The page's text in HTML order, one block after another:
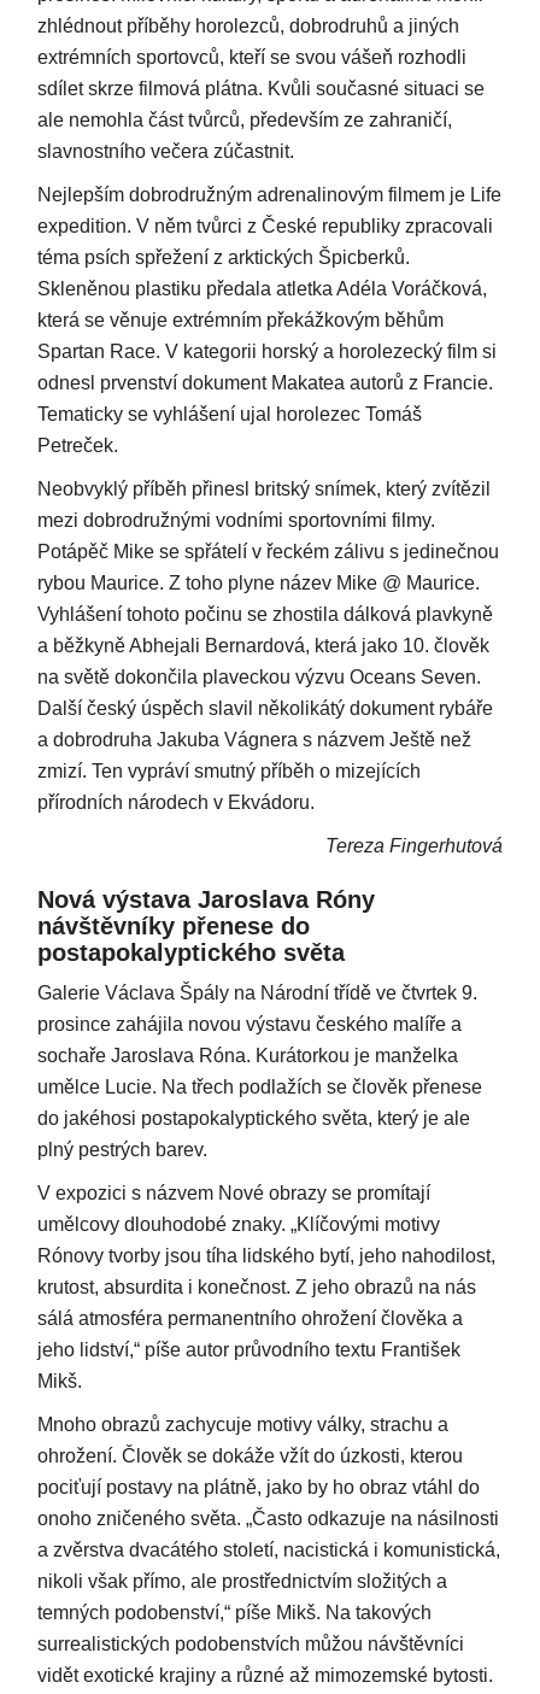
zhlédnout příběhy horolezců, dobrodruhů a jiných
extrémních sportovců, kteří se svou vášeň rozhodli
sdílet skrze filmová plátna. Kvůli současné situaci se
ale nemohla část tvůrců, především ze zahraničí,
slavnostního večera zúčastnit.
Nejlepším dobrodružným adrenalinovým filmem je Life
expedition. V něm tvůrci z České republiky zpracovali
téma psích spřežení z arktických Špicberků.
Skleněnou plastiku předala atletka Adéla Voráčková,
která se věnuje extrémním překážkovým běhům
Spartan Race. V kategorii horský a horolezecký film si
odnesl prvenství dokument Makatea autorů z Francie.
Tematicky se vyhlášení ujal horolezec Tomáš
Petreček.
Neobvyklý příběh přinesl britský snímek, který zvítězil
mezi dobrodružnými vodními sportovními filmy.
Potápěč Mike se spřátelí v řeckém zálivu s jedinečnou
rybou Maurice. Z toho plyne název Mike @ Maurice.
Vyhlášení tohoto počinu se zhostila dálková plavkyně
a běžkyně Abhejali Bernardová, která jako 10. člověk
na světě dokončila plaveckou výzvu Oceans Seven.
Další český úspěch slavil několikátý dokument rybáře
a dobrodruha Jakuba Vágnera s názvem Ještě než
zmizí. Ten vypráví smutný příběh o mizejících
přírodních národech v Ekvádoru.
Tereza Fingerhutová
Nová výstava Jaroslava Róny
návštěvníky přenese do
postapokalyptického světa
Galerie Václava Špály na Národní třídě ve čtvrtek 9.
prosince zahájila novou výstavu českého malíře a
sochaře Jaroslava Róna. Kurátorkou je manželka
umělce Lucie. Na třech podlažích se člověk přenese
do jakéhosi postapokalyptického světa, který je ale
plný pestrých barev.
V expozici s názvem Nové obrazy se promítají
umělcovy dlouhodobé znaky. „Klíčovými motivy
Rónovy tvorby jsou tíha lidského bytí, jeho nahodilost,
krutost, absurdita i konečnost. Z jeho obrazů na nás
sálá atmosféra permanentního ohrožení člověka a
jeho lidství,“ píše autor průvodního textu František
Mikš.
Mnoho obrazů zachycuje motivy války, strachu a
ohrožení. Člověk se dokáže vžít do úzkosti, kterou
pociťují postavy na plátně, jako by ho obraz vtáhl do
onoho zničeného světa. „Často odkazuje na násilnosti
a zvěrstva dvacátého století, nacistická i komunistická,
nikoli však přímo, ale prostřednictvím složitých a
temných podobenství,“ píše Mikš. Na takových
surrealistických podobenstvích můžou návštěvníci
vidět exotické krajiny a různé až mimozemské bytosti.